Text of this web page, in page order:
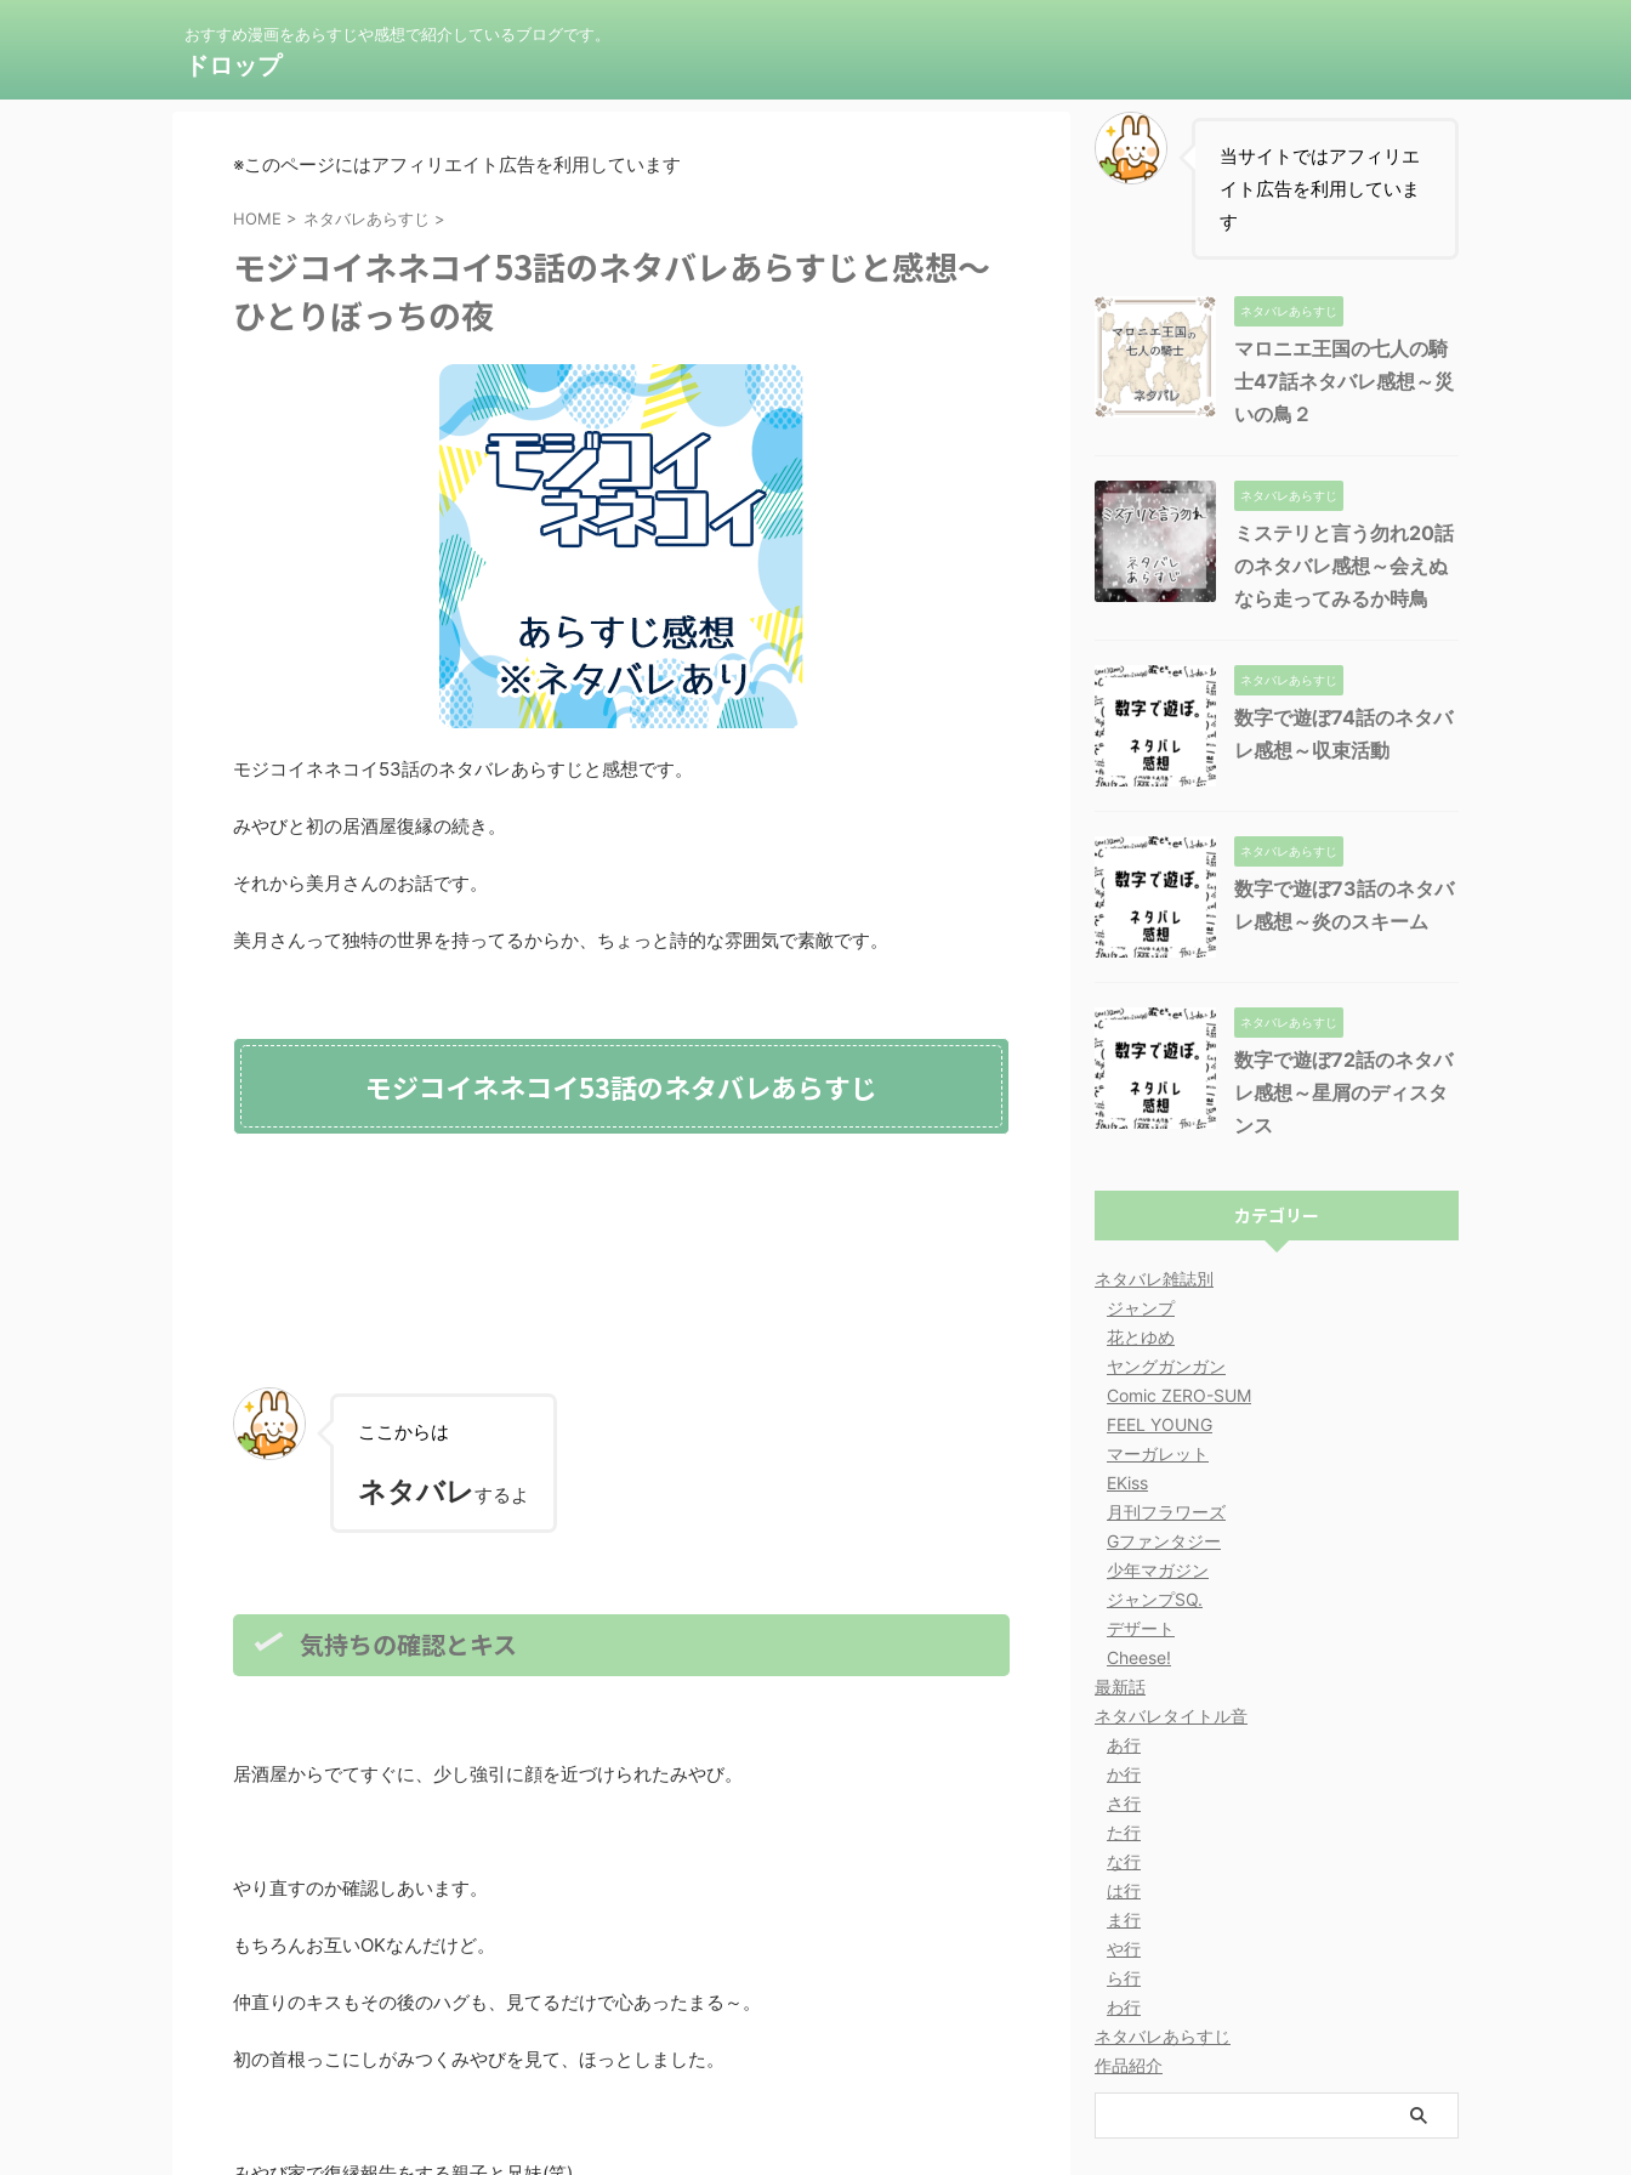
おすすめ漫画をあらすじや感想で紹介しているブログです。
ドロップ
※このページにはアフィリエイト広告を利用しています
HOME > ネタバレあらすじ >
モジコイネネコイ53話のネタバレあらすじと感想～
ひとりぼっちの夜
モジコイネネコイ53話のネタバレあらすじと感想です。
みやびと初の居酒屋復縁の続き。
それから美月さんのお話です。
美月さんって独特の世界を持ってるからか、ちょっと詩的な雰囲気で素敵です。
モジコイネネコイ53話のネタバレあらすじ
ここからは
ネタバレするよ
気持ちの確認とキス
居酒屋からでてすぐに、少し強引に顔を近づけられたみやび。
やり直すのか確認しあいます。
もちろんお互いOKなんだけど。
仲直りのキスもその後のハグも、見てるだけで心あったまる～。
初の首根っこにしがみつくみやびを見て、ほっとしました。
当サイトではアフィリエ
イト広告を利用していま
す
ネタバレあらすじ
マロニエ王国の七人の騎
士47話ネタバレ感想～災
いの鳥２
ネタバレあらすじ
ミステリと言う勿れ20話
のネタバレ感想～会えぬ
なら走ってみるか時鳥
ネタバレあらすじ
数字で遊ぼ74話のネタバ
レ感想～収束活動
ネタバレあらすじ
数字で遊ぼ73話のネタバ
レ感想～炎のスキーム
ネタバレあらすじ
数字で遊ぼ72話のネタバ
レ感想～星屑のディスタ
ンス
カテゴリー
ネタバレ雑誌別
ジャンプ
花とゆめ
ヤングガンガン
Comic ZERO-SUM
FEEL YOUNG
マーガレット
EKiss
月刊フラワーズ
Gファンタジー
少年マガジン
ジャンプSQ.
デザート
Cheese!
最新話
ネタバレタイトル音
あ行
か行
さ行
た行
な行
は行
ま行
や行
ら行
わ行
ネタバレあらすじ
作品紹介